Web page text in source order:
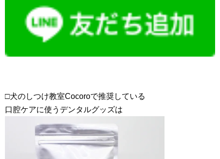
□犬のしつけ教室Cocoroで推奨している
口腔ケアに使うデンタルグッズは